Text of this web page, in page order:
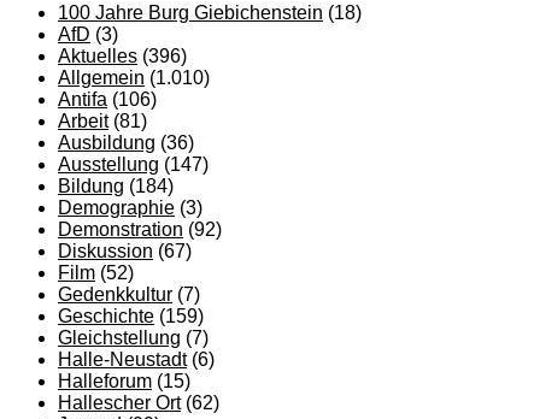
100 Jahre Burg Giebichenstein (18)
AfD (3)
Aktuelles (396)
Allgemein (1.010)
Antifa (106)
Arbeit(81)
Ausbildung (36)
Ausstellung (147)
Bildung (184)
Demographie (3)
Demonstration (92)
Diskussion (67)
Film (52)
Gedenkkultur (7)
Geschichte (159)
Gleichstellung (7)
Halle-Neustadt(6)
Halleforum (15)
Hallescher Ort(62)